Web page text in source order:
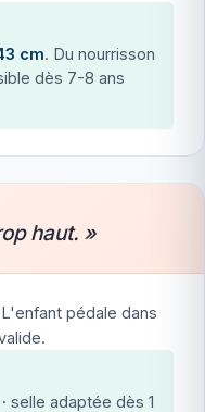
cm. Du nourrisson
dès 7-8 ans
haut. »
pédale dans
· selle adaptée dès 1